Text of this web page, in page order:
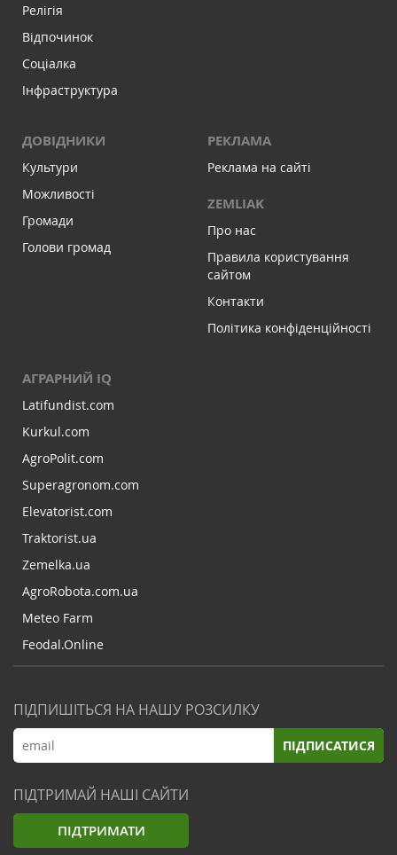
Релігія
Відпочинок
Соціалка
Інфраструктура
ДОВІДНИКИ
Культури
Можливості
Громади
Голови громад
РЕКЛАМА
Реклама на сайті
ZEMLIAK
Про нас
Правила користування
сайтом
Контакти
Політика конфіденційності
АГРАРНИЙ IQ
Latifundist.com
Kurkul.com
AgroPolit.com
Superagronom.com
Elevatorist.com
Traktorist.ua
Zemelka.ua
AgroRobota.com.ua
Meteo Farm
Feodal.Online
ПІДПИШІТЬСЯ НА НАШУ РОЗСИЛКУ
ПІДПИСАТИСЯ
ПІДТРИМАЙ НАШІ САЙТИ
ПІДТРИМАТИ